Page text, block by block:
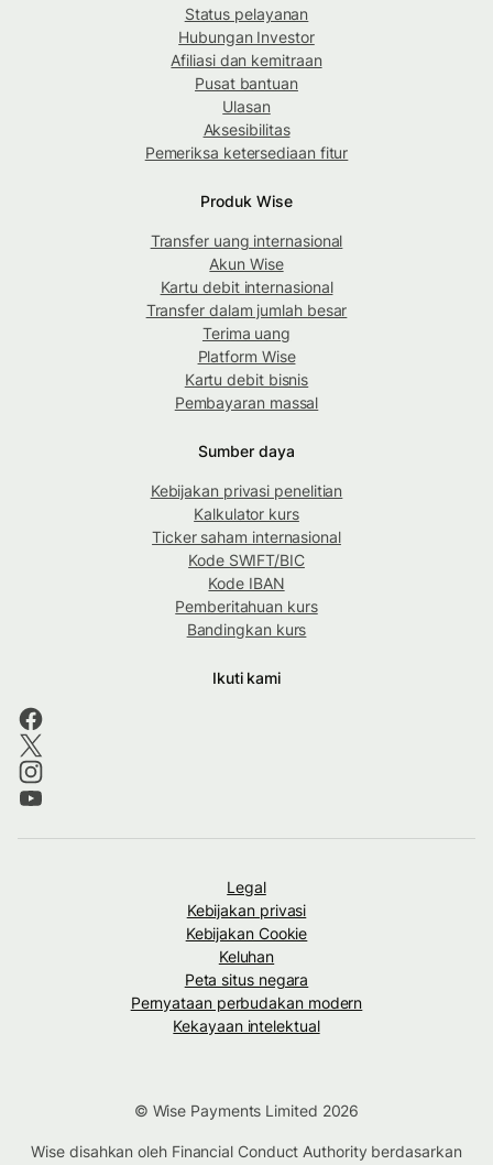
Status pelayanan
Hubungan Investor
Afiliasi dan kemitraan
Pusat bantuan
Ulasan
Aksesibilitas
Pemeriksa ketersediaan fitur
Produk Wise
Transfer uang internasional
Akun Wise
Kartu debit internasional
Transfer dalam jumlah besar
Terima uang
Platform Wise
Kartu debit bisnis
Pembayaran massal
Sumber daya
Kebijakan privasi penelitian
Kalkulator kurs
Ticker saham internasional
Kode SWIFT/BIC
Kode IBAN
Pemberitahuan kurs
Bandingkan kurs
Ikuti kami
Legal
Kebijakan privasi
Kebijakan Cookie
Keluhan
Peta situs negara
Pernyataan perbudakan modern
Kekayaan intelektual
© Wise Payments Limited 2026
Wise disahkan oleh Financial Conduct Authority berdasarkan